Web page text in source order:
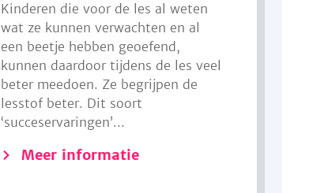
Kinderen die voor de les al weten
wat ze kunnen verwachten en al
een beetje hebben geoefend,
kunnen daardoor tijdens de les veel
beter meedoen. Ze begrijpen de
lesstof beter. Dit soort
‘succeservaringen’...
Meer informatie